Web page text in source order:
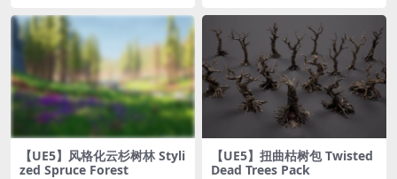
【UE5】风格化云杉树林 Styli
zed Spruce Forest
【UE5】扭曲枯树包 Twisted
Dead Trees Pack